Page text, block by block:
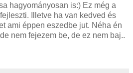
hagyományosan is:) Ez még a
Illetve ha van kedved és
ami éppen eszedbe jut. Néha én
nem fejezem be, de ez nem baj..